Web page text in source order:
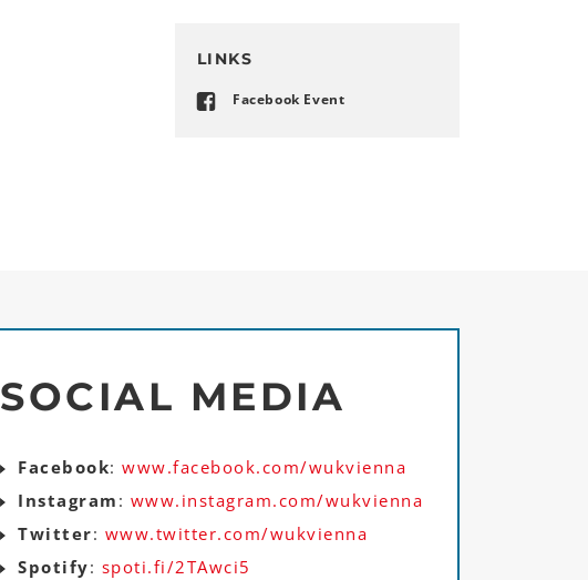
LINKS
Facebook Event
SOCIAL MEDIA
Facebook: www.facebook.com/wukvienna
Instagram : www.instagram.com/wukvienna
Twitter: www.twitter.com/wukvienna
Spotify: spoti.fi/2TAwci5